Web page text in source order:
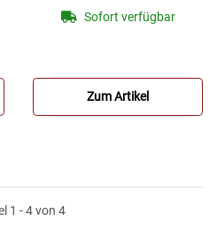
“Kölner Form“
Sofort verfügbar
Zum Artikel
1 - 4 von 4